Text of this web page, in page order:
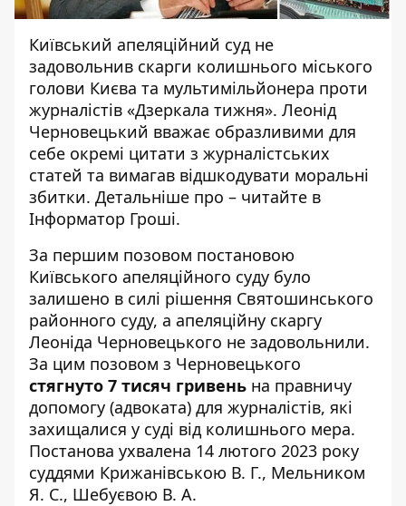
Київський апеляційний суд не
задовольнив скарги колишнього міського
голови Києва та мультимільйонера проти
журналістів «Дзеркала тижня». Леонід
Черновецький вважає образливими для
себе окремі цитати з журналістських
статей та вимагав відшкодувати моральні
збитки. Детальніше про – читайте в
Інформатор Гроші.
За першим позовом постановою
Київського апеляційного суду було
залишено в силі рішення Святошинського
районного суду, а апеляційну скаргу
Леоніда Черновецького не задовольнили.
За цим позовом з Черновецького
стягнуто 7 тисяч гривень на правничу
допомогу (адвоката) для журналістів, які
захищалися у суді від колишнього мера.
Постанова ухвалена 14 лютого 2023 року
суддями Крижанівською В. Г., Мельником
Я. С., Шебуєвою В. А.